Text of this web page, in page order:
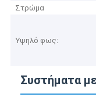
Στρώμα
Υψηλό φως:
Συστήματα